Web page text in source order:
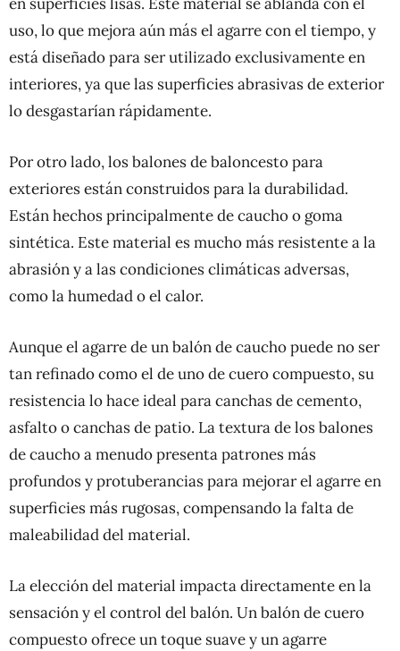
uso, lo que mejora aún más el agarre con el tiempo, y
está diseñado para ser utilizado exclusivamente en
interiores, ya que las superficies abrasivas de exterior
lo desgastarían rápidamente.
Por otro lado, los balones de baloncesto para
exteriores están construidos para la durabilidad.
Están hechos principalmente de caucho o goma
sintética. Este material es mucho más resistente a la
abrasión y a las condiciones climáticas adversas,
como la humedad o el calor.
Aunque el agarre de un balón de caucho puede no ser
tan refinado como el de uno de cuero compuesto, su
resistencia lo hace ideal para canchas de cemento,
asfalto o canchas de patio. La textura de los balones
de caucho a menudo presenta patrones más
profundos y protuberancias para mejorar el agarre en
superficies más rugosas, compensando la falta de
maleabilidad del material.
La elección del material impacta directamente en la
sensación y el control del balón. Un balón de cuero
compuesto ofrece un toque suave y un agarre